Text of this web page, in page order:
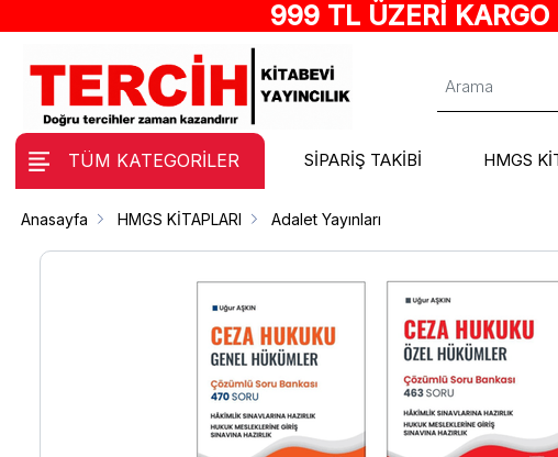
999 TL ÜZERİ
TÜM KATEGORİLER SİPARİŞ TAKİBİ HMGS
Anasayfa HMGS KİTAPLARI Adalet Yayınları